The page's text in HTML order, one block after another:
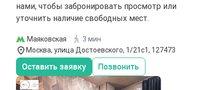
нами, чтобы забронировать просмотр или
уточнить наличие свободных мест.
Маяковская
3 мин
Москва, улица Достоевского, 1/21с1, 127473
Оставить заявку Позвонить